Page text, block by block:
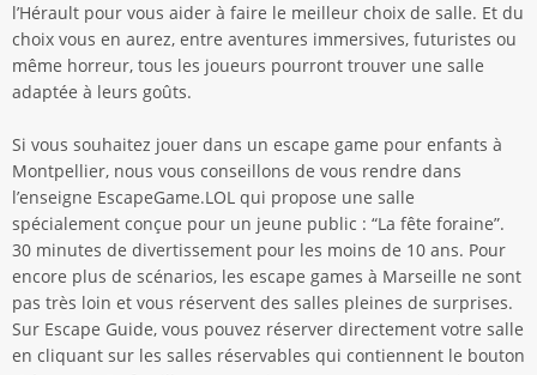
l’Hérault pour vous aider à faire le meilleur choix de salle. Et du
choix vous en aurez, entre aventures immersives, futuristes ou
même horreur, tous les joueurs pourront trouver une salle
adaptée à leurs goûts.
Si vous souhaitez jouer dans un escape game pour enfants à
Montpellier, nous vous conseillons de vous rendre dans
l’enseigne EscapeGame.LOL qui propose une salle
spécialement conçue pour un jeune public : “La fête foraine”.
30 minutes de divertissement pour les moins de 10 ans. Pour
encore plus de scénarios, les escape games à Marseille ne sont
pas très loin et vous réservent des salles pleines de surprises.
Sur Escape Guide, vous pouvez réserver directement votre salle
en cliquant sur les salles réservables qui contiennent le bouton